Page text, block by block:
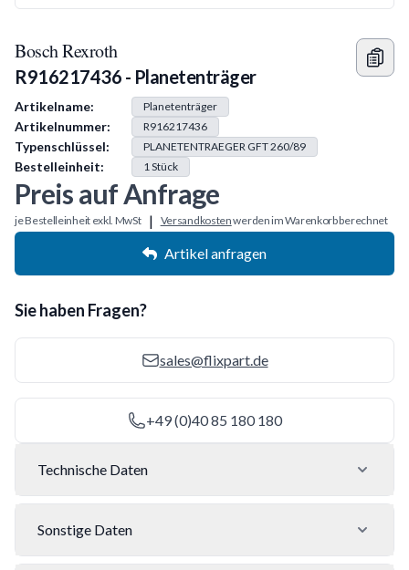
Bosch Rexroth
R916217436 - Planetenträger
Produkt Information
Artikelname: Planetenträger
Artikelnummer: R916217436
Typenschlüssel: PLANETENTRAEGER GFT 260/89
Bestelleinheit: 1Stück
Preis auf Anfrage
je Bestelleinheit exkl. MwSt | Versandkostenwerden im Warenkorb berechnet
Artikel anfragen
Sie haben Fragen?
sales@flixpart.de
+49 (0)40 85 180 180
Technische Daten
Sonstige Daten